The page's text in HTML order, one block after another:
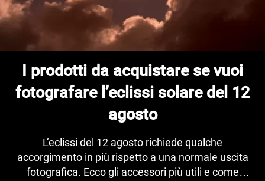
I prodotti da acquistare se vuoi
fotografare l’eclissi solare del 12
agosto
L’eclissi del 12 agosto richiede qualche
accorgimento in più rispetto a una normale uscita
fotografica. Ecco gli accessori più utili e come